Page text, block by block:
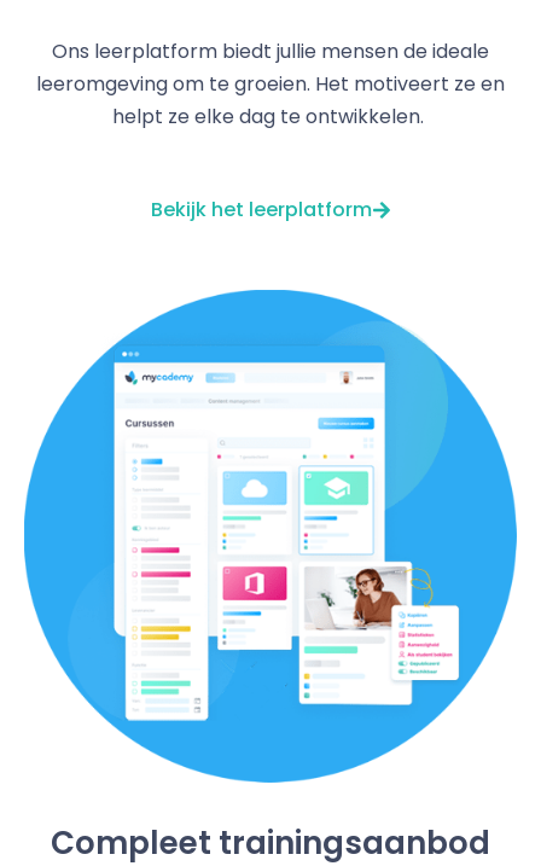
Ons leerplatform biedt jullie mensen de ideale
leeromgeving om te groeien. Het motiveert ze en
helpt ze elke dag te ontwikkelen.
Bekijk het leerplatform
Compleet trainingsaanbod